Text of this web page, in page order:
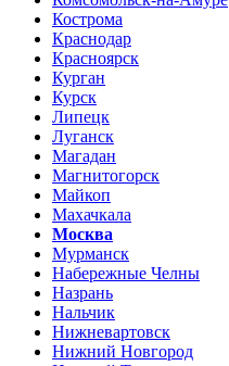
Кострома
Краснодар
Красноярск
Курган
Курск
Липецк
Луганск
Магадан
Магнитогорск
Майкоп
Махачкала
Москва
Мурманск
Набережные Челны
Назрань
Нальчик
Нижневартовск
Нижний Новгород